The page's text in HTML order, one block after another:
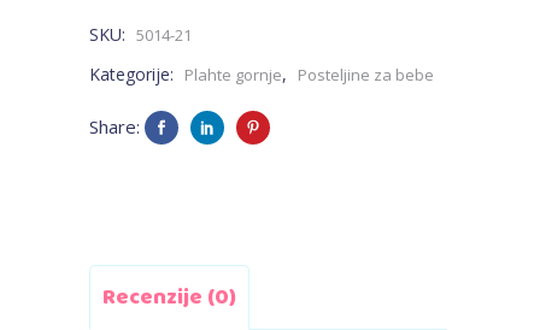
SKU: 5014-21
Kategorije: Plahte gornje, Posteljine za bebe
Share:
Recenzije (0)